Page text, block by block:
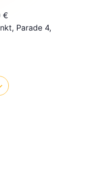
€
Parade 4,